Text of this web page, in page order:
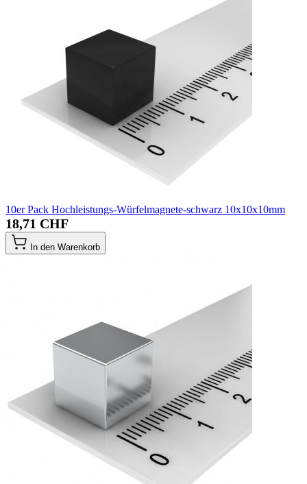
10er Pack Hochleistungs-Würfelmagnete-schwarz 10x10x10mm
18,71 CHF
In den Warenkorb